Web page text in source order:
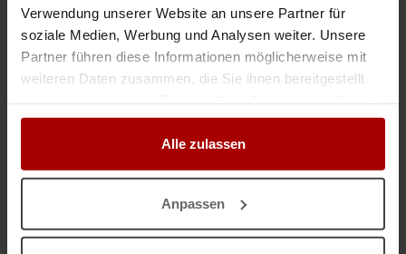
Verwendung unserer Website an unsere Partner für
soziale Medien, Werbung und Analysen weiter. Unsere
Partner führen diese Informationen möglicherweise mit
weiteren Daten zusammen, die Sie ihnen bereitgestellt
gesammelt haben.
Alle zulassen
Anpassen
Gesuchin Tschechien 23.01.2020
Wir suchen Firmen die Personal brauchen in Deutschland
Metallberufe, Schlosser, MonteurCNC- Fräser 12. Stahlbauer, Montage von
.. Kunden sicherheitsüberprüftes Personal mit den folgenden